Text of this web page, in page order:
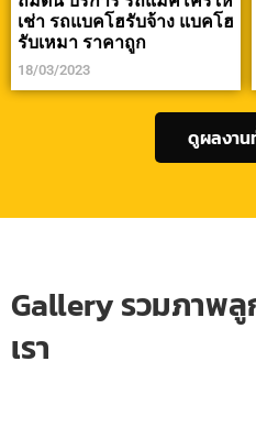
เช่า รถแบคโฮรับจ้าง แบคโฮ
รับเหมา ราคาถูก
18/03/2023
ดูผลงา
Gallery รวมภาพ
เรา